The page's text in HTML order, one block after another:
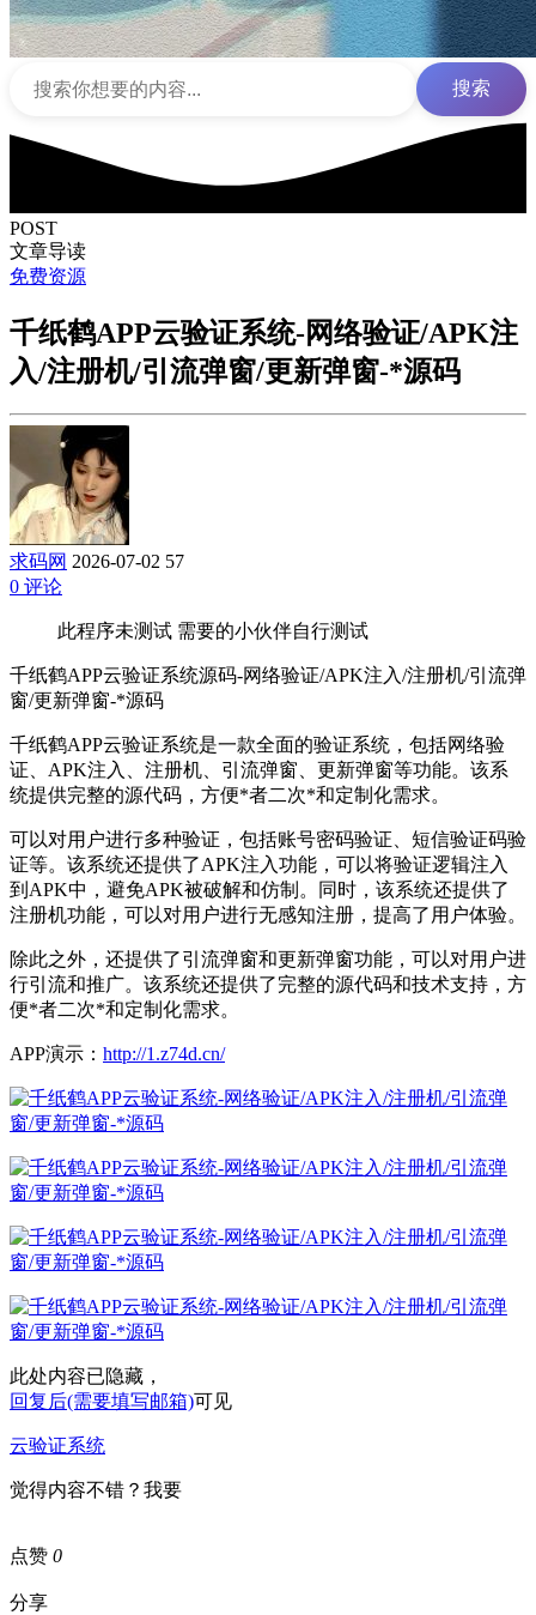
搜索
POST
文章导读
免费资源
千纸鹤APP云验证系统-网络验证/APK注
入/注册机/引流弹窗/更新弹窗-*源码
求码网 2026-07-02 57
0 评论
此程序未测试 需要的小伙伴自行测试
千纸鹤APP云验证系统源码-网络验证/APK注入/注册机/引流弹
窗/更新弹窗-*源码
千纸鹤APP云验证系统是一款全面的验证系统，包括网络验
证、APK注入、注册机、引流弹窗、更新弹窗等功能。该系
统提供完整的源代码，方便*者二次*和定制化需求。
可以对用户进行多种验证，包括账号密码验证、短信验证码验
证等。该系统还提供了APK注入功能，可以将验证逻辑注入
到APK中，避免APK被破解和仿制。同时，该系统还提供了
注册机功能，可以对用户进行无感知注册，提高了用户体验。
除此之外，还提供了引流弹窗和更新弹窗功能，可以对用户进
行引流和推广。该系统还提供了完整的源代码和技术支持，方
便*者二次*和定制化需求。
APP演示： http://1.z74d.cn/
此处内容已隐藏，
回复后(需要填写邮箱)可见
云验证系统
觉得内容不错？我要
点赞 0
分享